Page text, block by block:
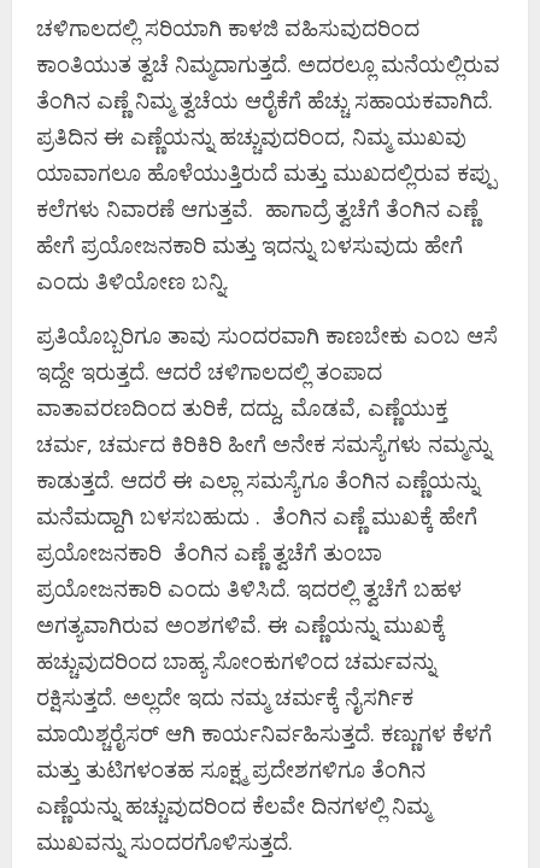
ಚಳಿಗಾಲದಲ್ಲಿ ಸರಿಯಾಗಿ ಕಾಳಜಿ ವಹಿಸುವುದರಿಂದ
ಕಾಂತಿಯುತ ತ್ವಚೆ ನಿಮ್ಮದಾಗುತ್ತದೆ. ಅದರಲ್ಲೂ ಮನೆಯಲ್ಲಿರುವ
ತೆಂಗಿನ ಎಣ್ಣೆ ನಿಮ್ಮ ತ್ವಚೆಯ ಆರೈಕೆಗೆ ಹೆಚ್ಚು ಸಹಾಯಕವಾಗಿದೆ.
ಪ್ರತಿದಿನ ಈ ಎಣ್ಣೆಯನ್ನು ಹಚ್ಚುವುದರಿಂದ, ನಿಮ್ಮ ಮುಖವು
ಯಾವಾಗಲೂ ಹೊಳೆಯುತ್ತಿರುದೆ ಮತ್ತು ಮುಖದಲ್ಲಿರುವ ಕಪ್ಪು
ಕಲೆಗಳು ನಿವಾರಣೆ ಆಗುತ್ತವೆ. ಹಾಗಾದ್ರೆ ತ್ವಚೆಗೆ ತೆಂಗಿನ ಎಣ್ಣೆ
ಹೇಗೆ ಪ್ರಯೋಜನಕಾರಿ ಮತ್ತು ಇದನ್ನು ಬಳಸುವುದು ಹೇಗೆ
ಎಂದು ತಿಳಿಯೋಣ ಬನ್ನಿ.
ಪ್ರತಿಯೊಬ್ಬರಿಗೂ ತಾವು ಸುಂದರವಾಗಿ ಕಾಣಬೇಕು ಎಂಬ ಆಸೆ
ಇದ್ದೇ ಇರುತ್ತದೆ. ಆದರೆ ಚಳಿಗಾಲದಲ್ಲಿ ತಂಪಾದ
ವಾತಾವರಣದಿಂದ ತುರಿಕೆ, ದದ್ದು, ಮೊಡವೆ, ಎಣ್ಣೆಯುಕ್ತ
ಚರ್ಮ, ಚರ್ಮದ ಕಿರಿಕಿರಿ ಹೀಗೆ ಅನೇಕ ಸಮಸ್ಯೆಗಳು ನಮ್ಮನ್ನು
ಕಾಡುತ್ತದೆ. ಆದರೆ ಈ ಎಲ್ಲಾ ಸಮಸ್ಯೆಗೂ ತೆಂಗಿನ ಎಣ್ಣೆಯನ್ನು
ಮನೆಮದ್ದಾಗಿ ಬಳಸಬಹುದು . ತೆಂಗಿನ ಎಣ್ಣೆ ಮುಖಕ್ಕೆ ಹೇಗೆ
ಪ್ರಯೋಜನಕಾರಿ ತೆಂಗಿನ ಎಣ್ಣೆ ತ್ವಚೆಗೆ ತುಂಬಾ
ಪ್ರಯೋಜನಕಾರಿ ಎಂದು ತಿಳಿಸಿದೆ. ಇದರಲ್ಲಿ ತ್ವಚೆಗೆ ಬಹಳ
ಅಗತ್ಯವಾಗಿರುವ ಅಂಶಗಳಿವೆ. ಈ ಎಣ್ಣೆಯನ್ನು ಮುಖಕ್ಕೆ
ಹಚ್ಚುವುದರಿಂದ ಬಾಹ್ಯ ಸೋಂಕುಗಳಿಂದ ಚರ್ಮವನ್ನು
ರಕ್ಷಿಸುತ್ತದೆ. ಅಲ್ಲದೇ ಇದು ನಮ್ಮ ಚರ್ಮಕ್ಕೆ ನೈಸರ್ಗಿಕ
ಮಾಯಿಶ್ಚರೈಸರ್ ಆಗಿ ಕಾರ್ಯನಿರ್ವಹಿಸುತ್ತದೆ. ಕಣ್ಣುಗಳ ಕೆಳಗೆ
ಮತ್ತು ತುಟಿಗಳಂತಹ ಸೂಕ್ಷ್ಮ ಪ್ರದೇಶಗಳಿಗೂ ತೆಂಗಿನ
ಎಣ್ಣೆಯನ್ನು ಹಚ್ಚುವುದರಿಂದ ಕೆಲವೇ ದಿನಗಳಲ್ಲಿ ನಿಮ್ಮ
ಮುಖವನ್ನು ಸುಂದರಗೊಳಿಸುತ್ತದೆ.